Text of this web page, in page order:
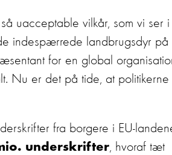
uacceptable vilkår, som vi ser i
indespærrede landbrugsdyr på
for en global
Nu er det på tide, at politikerne
fra borgere i EU-
underskrifter, hvoraf tæt